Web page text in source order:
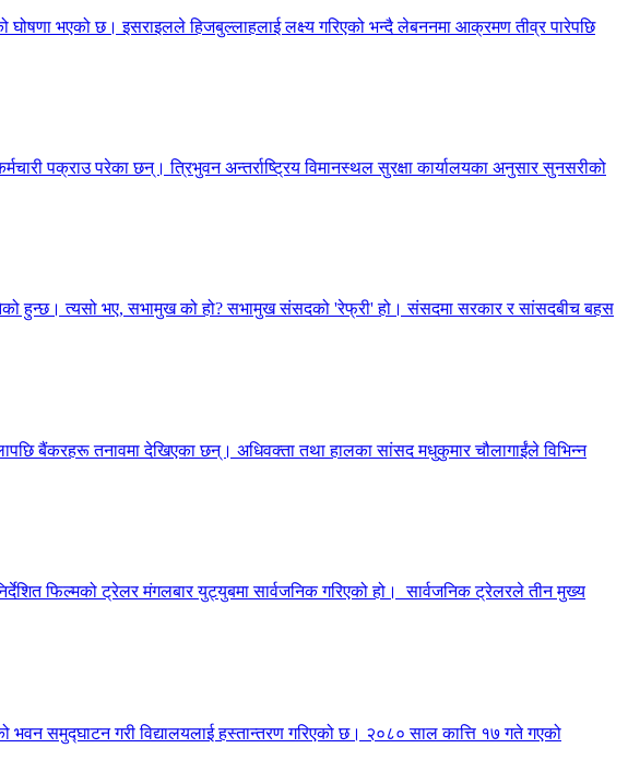
घोषणा भएको छ। इसराइलले हिजबुल्लाहलाई लक्ष्य गरिएको भन्दै लेबननमा आक्रमण तीव्र पारेपछि
पक्राउ परेका छन्। त्रिभुवन अन्तर्राष्ट्रिय विमानस्थल सुरक्षा कार्यालयका अनुसार सुनसरीको
हुन्छ। त्यसो भए, सभामुख को हो? सभामुख संसदको 'रेफ्री' हो। संसदमा सरकार र सांसदबीच बहस
बैंकरहरू तनावमा देखिएका छन्। अधिवक्ता तथा हालका सांसद मधुकुमार चौलागाईंले विभिन्न
फिल्मको ट्रेलर मंगलबार युट्युबमा सार्वजनिक गरिएको हो। सार्वजनिक ट्रेलरले तीन मुख्य
भवन समुद्घाटन गरी विद्यालयलाई हस्तान्तरण गरिएको छ। २०८० साल कात्ति १७ गते गएको